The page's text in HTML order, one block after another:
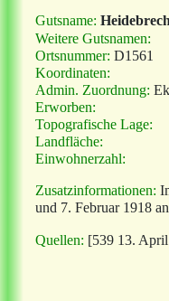
Gutsname:
Weitere Gutsnamen:
Ortsnummer: D1561
Koordinaten:
Admin. Zuordnung:
Erworben:
Topografische Lage:
Landfläche:
Einwohnerzahl:
Zusatzinformationen:
und 7. Februar 1918
Quellen: [539 13.